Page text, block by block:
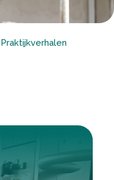
Praktijkverhalen